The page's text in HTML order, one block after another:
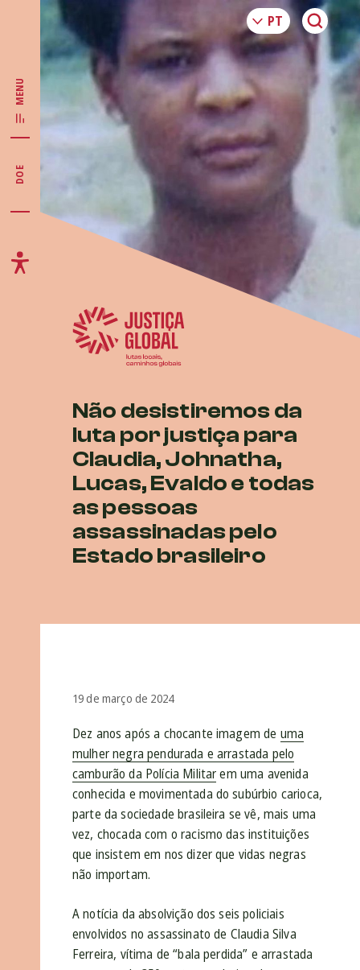
MENU
DOE
Não desistiremos da
luta por justiça para
Claudia, Johnatha,
Lucas, Evaldo e todas
as pessoas
assassinadas pelo
Estado brasileiro
19 de março de 2024
Dez anos após a chocante imagem de uma
mulher negra pendurada e arrastada pelo
camburão da Polícia Militarem uma avenida
conhecida e movimentada do subúrbio carioca,
parte da sociedade brasileira se vê, mais uma
vez, chocada com o racismo das instituições
que insistem em nos dizer que vidas negras
não importam.
A notícia da absolvição dos seis policiais
envolvidos no assassinato de Claudia Silva
Ferreira, vítima de “bala perdida” e arrastada